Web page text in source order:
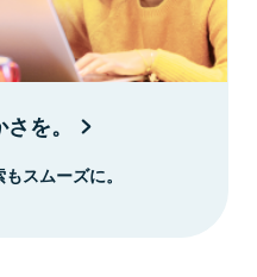
を。
スムーズに。